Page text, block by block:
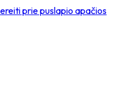
prie puslapio apačios